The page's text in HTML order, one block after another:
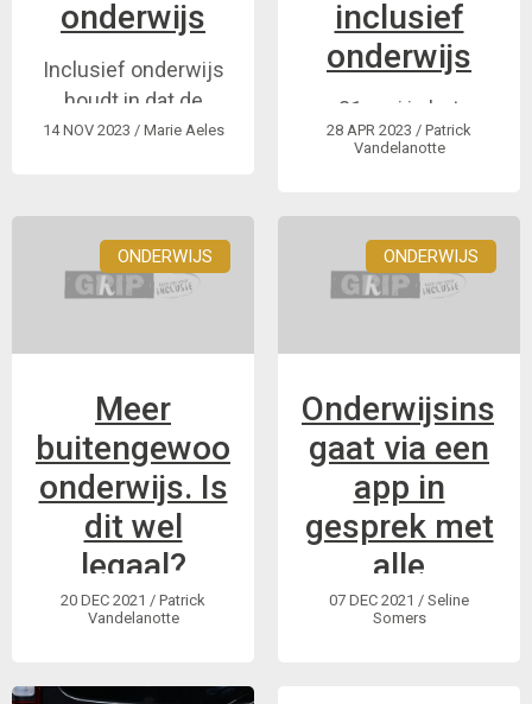
onderwijs
Inclusief onderwijs
houdt in dat de
gewone school
leerlingen met extra
ondersteuningsnoden
of een handicap
onderwijs in dat ze,
14 NOV 2023 / Marie Aeles
inclusief
onderwijs
31 mei in het
bruispunt voor
28 APR 2023 / Patrick
Vandelanotte
ONDERWIJS
Meer
buitengewoon
onderwijs. Is
dit wel
legaal?
20 DEC 2021 / Patrick
Vandelanotte
ONDERWIJS
gaat via een
app in
gesprek met
alle
07 DEC 2021 / Seline
Somers